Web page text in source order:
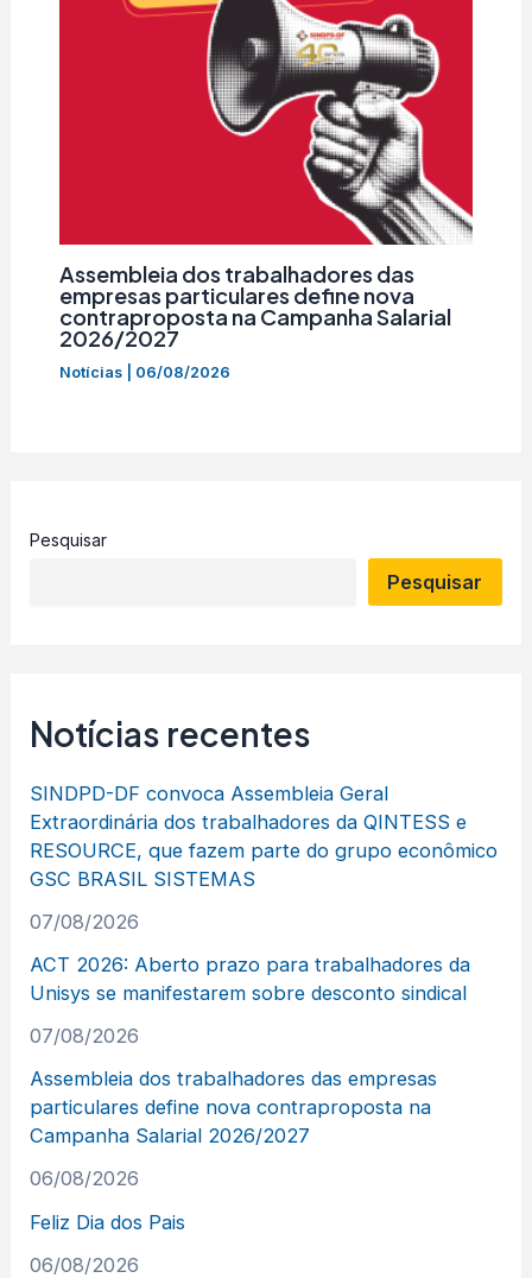
Assembleia dos trabalhadores das
empresas particulares define nova
contraproposta na Campanha Salarial
2026/2027
Notícias| 06/08/2026
Pesquisar
Pesquisar
Notícias recentes
SINDPD-DF convoca Assembleia Geral
Extraordinária dos trabalhadores da QINTESS e
RESOURCE, que fazem parte do grupo econômico
GSC BRASIL SISTEMAS
07/08/2026
ACT 2026: Aberto prazo para trabalhadores da
Unisys se manifestarem sobre desconto sindical
07/08/2026
Assembleia dos trabalhadores das empresas
particulares define nova contraproposta na
Campanha Salarial 2026/2027
06/08/2026
Feliz Dia dos Pais
06/08/2026